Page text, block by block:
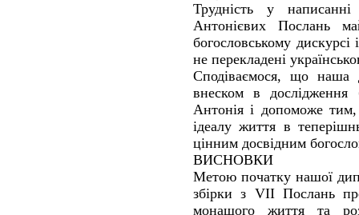
Трудність у
Антонієвих Послань
богословському
не перекладені
Сподіваємося, що наша
внеском в дослідження
Антонія і допоможе тим,
ідеалу життя в
цінним досвідним
ВИСНОВКИ
Метою початку нашої
збірки з VII Послань
монашого життя та